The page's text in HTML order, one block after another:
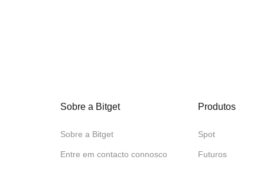
Sobre a Bitget
Sobre a Bitget
Entre em contacto connosco
Produtos
Spot
Futuros